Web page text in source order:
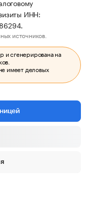
ИНН:
источников.
и сгенерирована на
имеет деловых